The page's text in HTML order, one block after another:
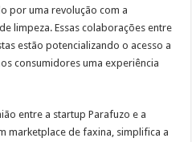
por uma revolução com a
limpeza. Essas colaborações entre
estão potencializando o acesso a
consumidores uma experiência
entre a startup Parafuzo e a
marketplace de faxina, simplifica a